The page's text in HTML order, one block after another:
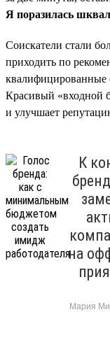
Я поразилась
Соискатели стали
приходить по
квалифицированные
Красивый «входной
и улучшает
К
на
Мария